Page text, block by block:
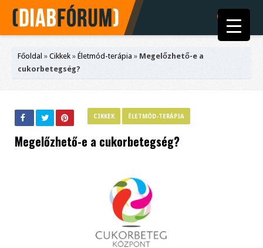
Főoldal » Cikkek » Életmód-terápia » Megelőzhető-e a
cukorbetegség?
CIKKEK ÉLETMÓD-TERÁPIA
Megelőzhető-e a cukorbetegség?